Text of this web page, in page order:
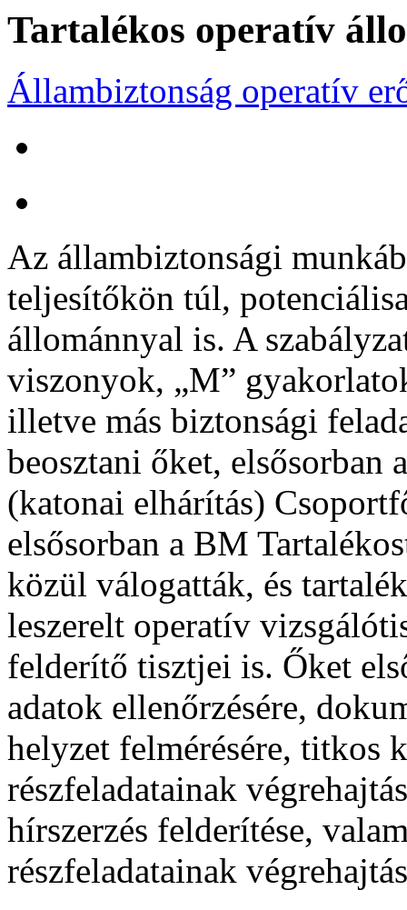
Tartalékos operatív
Állambiztonság operatív
Az állambiztonsági
teljesítőkön túl,
állománnyal is. A
viszonyok, „M”
illetve más biztonsági
beosztani őket,
(katonai elhárítás)
elsősorban a BM
közül válogatták, és
leszerelt operatív
felderítő tisztjei is. Őket
adatok ellenőrzésére,
helyzet felmérésére, titkos
részfeladatainak
hírszerzés felderítése,
részfeladatainak